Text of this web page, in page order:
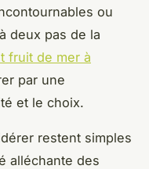
ou
deux pas de la
fruit de mer à
par une
et le choix.
restent simples
alléchante des